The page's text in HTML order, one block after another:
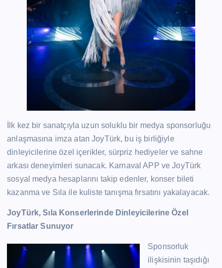
İlk kez bir sanatçıyla uzun soluklu bir medya sponsorluğu
anlaşmasına imza atan JoyTürk, bu iş birliğiyle
dinleyicilerine özel içerikler, sürpriz hediyeler ve sahne
arkası deneyimleri sunacak. Karnaval APP ve JoyTürk
sosyal medya hesaplarını takip edenler, konser bileti
kazanma ve Sıla ile kuliste tanışma fırsatını yakalayacak.
JoyTürk, Sıla Konserlerinde Dinleyicilerine Özel
Fırsatlar Sunuyor
Sponsorluk
ilişkisinin taşıdığı